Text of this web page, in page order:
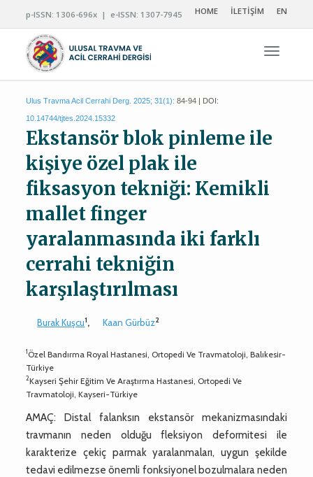
p-ISSN: 1306-696x | e-ISSN: 1307-7945 HOME İLETİŞİM EN
Ulus Travma Acil Cerrahi Derg. 2025; 31(1): 84-94 | DOI:
10.14744/tjtes.2024.15332
Ekstansör blok pinleme ile
kişiye özel plak ile
fiksasyon tekniği: Kemikli
mallet finger
yaralanmasında iki farklı
cerrahi tekniğin
karşılaştırılması
Burak Kuşcu1, Kaan Gürbüz2
1Özel Bandırma Royal Hastanesi, Ortopedi Ve Travmatoloji, Balıkesir-
Türkiye
2Kayseri Şehir Eğitim Ve Araştırma Hastanesi, Ortopedi Ve
Travmatoloji, Kayseri-Türkiye
AMAÇ: Distal falanksın ekstansör mekanizmasındaki
travmanın neden olduğu fleksiyon deformitesi ile
karakterize çekiç parmak yaralanmaları, uygun şekilde
tedavi edilmezse önemli fonksiyonel bozulmalara neden